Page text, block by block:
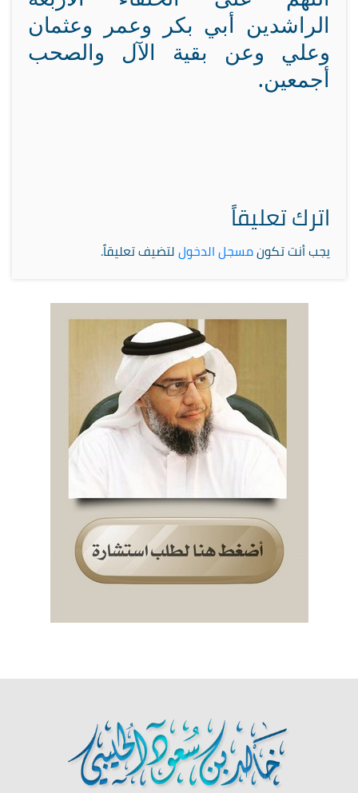
الراشدين أبي بكر وعمر وعثمان
وعلي وعن بقية الآل والصحب
أجمعين.
اترك تعليقاً
يجب أنت تكونمسجل الدخوللتضيف تعليقاً.